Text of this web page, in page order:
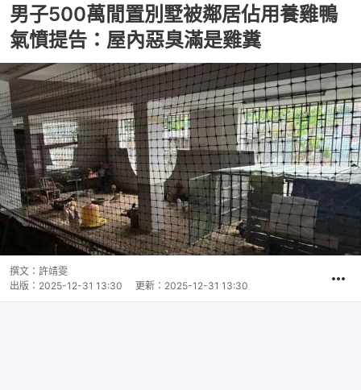
男子500萬閒置別墅被鄰居佔用養雞鴨
氣憤提告：屋內惡臭滿是雞糞
撰文： 許靖雯
出版： 2025-12-31 13:30 更新： 2025-12-31 13:30